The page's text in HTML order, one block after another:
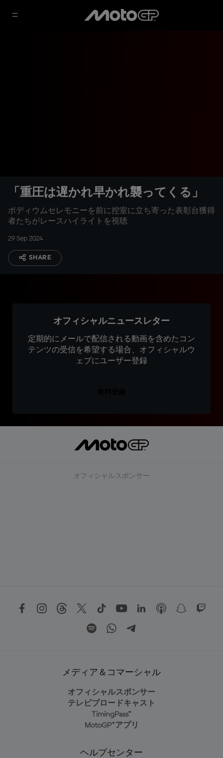
「重圧は遅かれ早かれ襲ってくる」
ポディウムセレモニーを前に控室に立ち寄った表彰台獲得
者たちがレースハイライトを視聴
29 Sep 2024
SHARE
オフィシャルニュースレター
定期的にメールで配信される動画を含めたコン
テンツの受信を希望する場合、オフィシャルウ
ェブにユーザー登録
オフィシャルスポンサー
メディア＆コマーシャル
オフィシャルスポンサー
テレビブロードキャスト
TimingPass™
MotoGP™アプリ
ヘルプセンター